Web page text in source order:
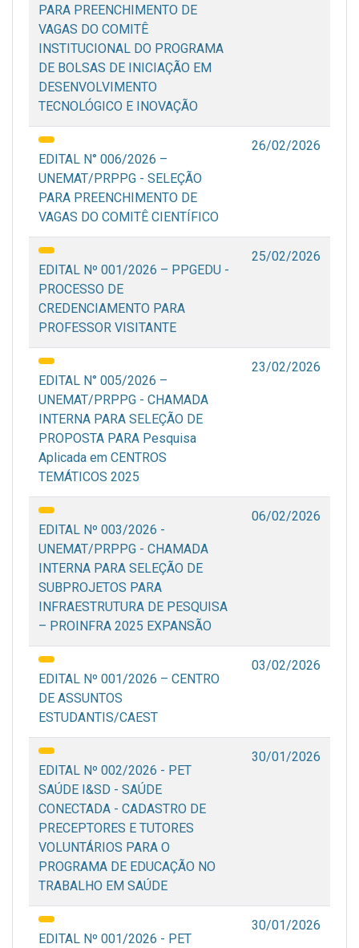
PARA PREENCHIMENTO DE
VAGAS DO COMITÊ
INSTITUCIONAL DO PROGRAMA
DE BOLSAS DE INICIAÇÃO EM
DESENVOLVIMENTO
TECNOLÓGICO E INOVAÇÃO
EDITAL N° 006/2026 –
UNEMAT/PRPPG - SELEÇÃO
PARA PREENCHIMENTO DE
VAGAS DO COMITÊ CIENTÍFICO
26/02/2026
EDITAL Nº 001/2026 – PPGEDU -
PROCESSO DE
CREDENCIAMENTO PARA
PROFESSOR VISITANTE
25/02/2026
EDITAL N° 005/2026 –
UNEMAT/PRPPG - CHAMADA
INTERNA PARA SELEÇÃO DE
PROPOSTA PARA Pesquisa
Aplicada em CENTROS
TEMÁTICOS 2025
23/02/2026
EDITAL Nº 003/2026 -
UNEMAT/PRPPG - CHAMADA
INTERNA PARA SELEÇÃO DE
SUBPROJETOS PARA
INFRAESTRUTURA DE PESQUISA
– PROINFRA 2025 EXPANSÃO
06/02/2026
EDITAL Nº 001/2026 – CENTRO
DE ASSUNTOS
ESTUDANTIS/CAEST
03/02/2026
EDITAL Nº 002/2026 - PET
SAÚDE I&SD - SAÚDE
CONECTADA - CADASTRO DE
PRECEPTORES E TUTORES
VOLUNTÁRIOS PARA O
PROGRAMA DE EDUCAÇÃO NO
TRABALHO EM SAÚDE
30/01/2026
EDITAL Nº 001/2026 - PET
30/01/2026